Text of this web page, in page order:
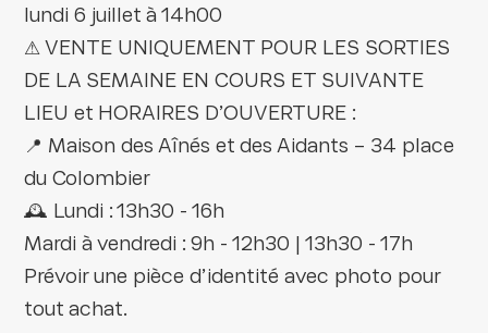
lundi 6 juillet à 14h00
⚠ VENTE UNIQUEMENT POUR LES SORTIES
DE LA SEMAINE EN COURS ET SUIVANTE
LIEU et HORAIRES D’OUVERTURE :
📍 Maison des Aînés et des Aidants – 34 place
du Colombier
🕰️ Lundi : 13h30 - 16h
Mardi à vendredi : 9h - 12h30 | 13h30 - 17h
Prévoir une pièce d’identité avec photo pour
tout achat.